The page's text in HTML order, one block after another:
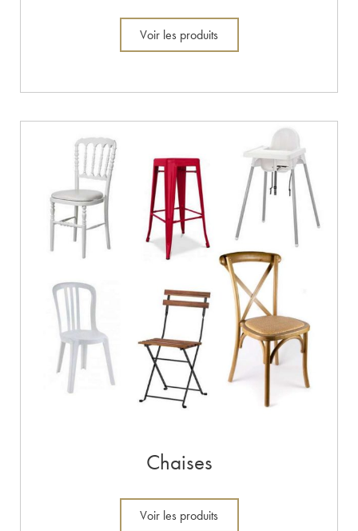
Voir les produits
Chaises
Voir les produits